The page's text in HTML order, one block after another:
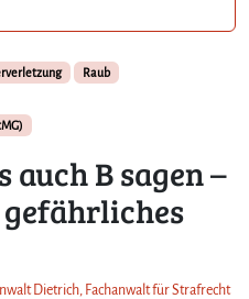
Raub
auch B sagen –
Dietrich, Fachanwalt für Strafrecht